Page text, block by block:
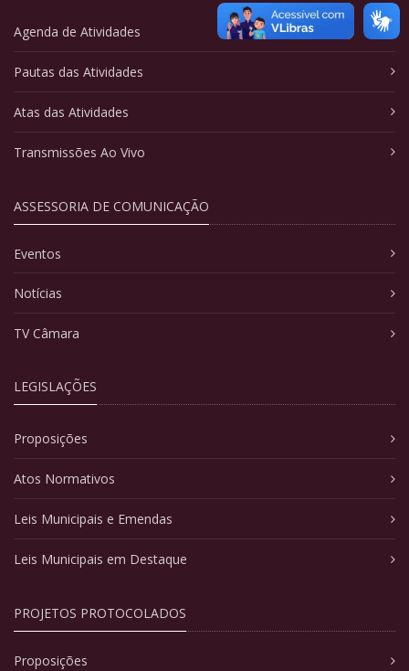
Agenda de Atividades
Pautas das Atividades
Atas das Atividades
Transmissões Ao Vivo
ASSESSORIA DE COMUNICAÇÃO
Eventos
Notícias
TV Câmara
LEGISLAÇÕES
Proposições
Atos Normativos
Leis Municipais e Emendas
Leis Municipais em Destaque
PROJETOS PROTOCOLADOS
Proposições